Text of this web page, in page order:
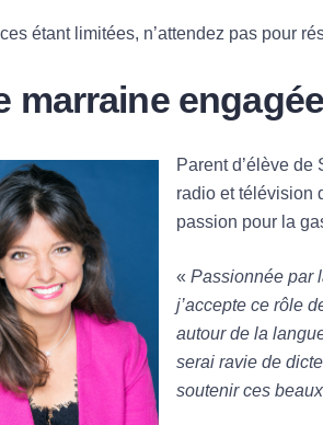
étant limitées, n’attendez pas pour
marraine
Parent d’élève
radio et télévision
passion pour la
« Passionnée par
j’accepte ce rôle
autour de la
serai ravie de
soutenir ces